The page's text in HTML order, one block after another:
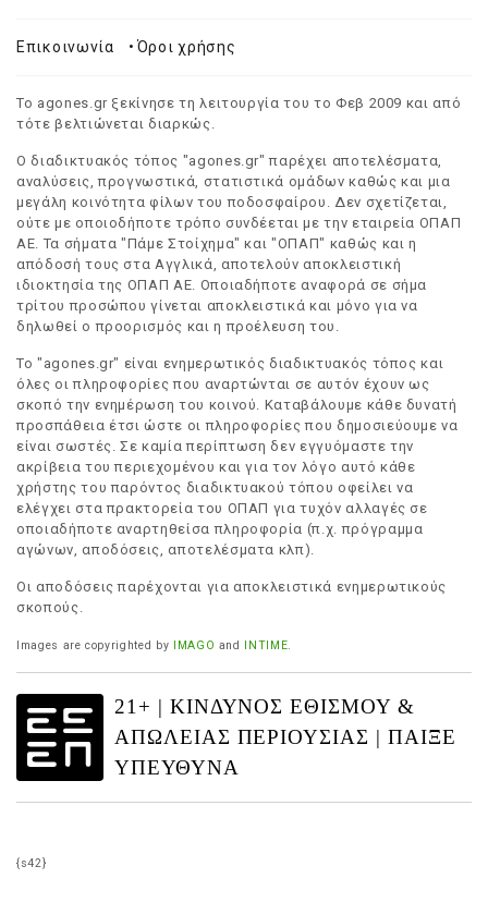
Επικοινωνία •Όροι χρήσης
Το agones.gr ξεκίνησε τη λειτουργία του το Φεβ 2009 και από
τότε βελτιώνεται διαρκώς.
Ο διαδικτυακός τόπος "agones.gr" παρέχει αποτελέσματα,
αναλύσεις, προγνωστικά, στατιστικά ομάδων καθώς και μια
μεγάλη κοινότητα φίλων του ποδοσφαίρου. Δεν σχετίζεται,
ούτε με οποιοδήποτε τρόπο συνδέεται με την εταιρεία ΟΠΑΠ
ΑΕ. Τα σήματα "Πάμε Στοίχημα" και "ΟΠΑΠ" καθώς και η
απόδοσή τους στα Αγγλικά, αποτελούν αποκλειστική
ιδιοκτησία της ΟΠΑΠ ΑΕ. Οποιαδήποτε αναφορά σε σήμα
τρίτου προσώπου γίνεται αποκλειστικά και μόνο για να
δηλωθεί ο προορισμός και η προέλευση του.
Το "agones.gr" είναι ενημερωτικός διαδικτυακός τόπος και
όλες οι πληροφορίες που αναρτώνται σε αυτόν έχουν ως
σκοπό την ενημέρωση του κοινού. Καταβάλουμε κάθε δυνατή
προσπάθεια έτσι ώστε οι πληροφορίες που δημοσιεύουμε να
είναι σωστές. Σε καμία περίπτωση δεν εγγυόμαστε την
ακρίβεια του περιεχομένου και για τον λόγο αυτό κάθε
χρήστης του παρόντος διαδικτυακού τόπου οφείλει να
ελέγχει στα πρακτορεία του ΟΠΑΠ για τυχόν αλλαγές σε
οποιαδήποτε αναρτηθείσα πληροφορία (π.χ. πρόγραμμα
αγώνων, αποδόσεις, αποτελέσματα κλπ).
Οι αποδόσεις παρέχονται για αποκλειστικά ενημερωτικούς
σκοπούς.
Images are copyrighted by IMAGO and INTIME.
21+ | ΚΙΝΔΥΝΟΣ ΕΘΙΣΜΟΥ &
ΑΠΩΛΕΙΑΣ ΠΕΡΙΟΥΣΙΑΣ | ΠΑΙΞΕ
ΥΠΕΥΘΥΝΑ
{s42}